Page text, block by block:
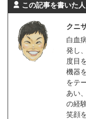
この記事を書いた人
クニ
白血
発し
度目
機器
をテ
あい
の経
笑顔